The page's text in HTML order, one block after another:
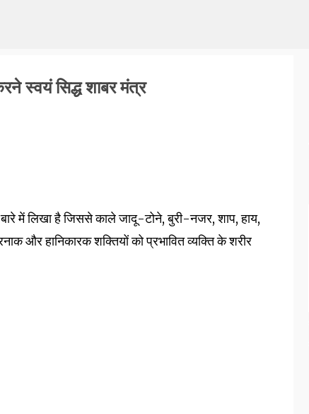
स्वयं सिद्ध शाबर मंत्र
में लिखा है जिससे काले जादू-टोने, बुरी-नजर, शाप, हाय,
और हानिकारक शक्तियों को प्रभावित व्यक्ति के शरीर